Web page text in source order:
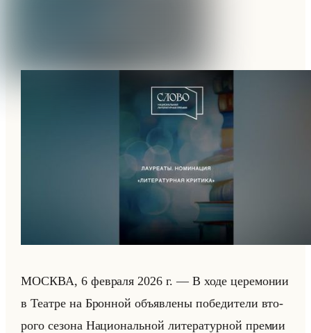
МОСКВА, 6 фев­ра­ля 2026 г. — В ходе це­ре­мо­нии
в Те­ат­ре на Брон­ной объяв­ле­ны по­бе­ди­те­ли вто­
ро­го се­зо­на На­ци­ональной ли­те­ра­тур­ной пре­мии